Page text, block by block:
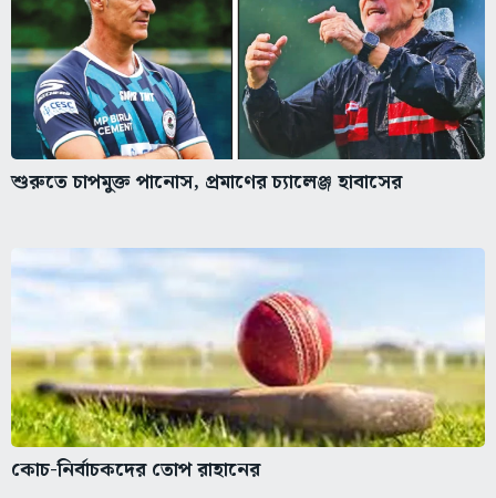
শুরুতে চাপমুক্ত পানোস, প্রমাণের চ্যালেঞ্জ হাবাসের
কোচ-নির্বাচকদের তোপ রাহানের